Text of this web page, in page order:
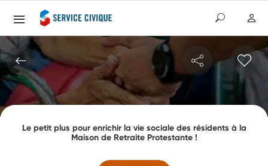
Le petit plus pour enrichir la vie sociale des résidents à la
Maison de Retraite Protestante !